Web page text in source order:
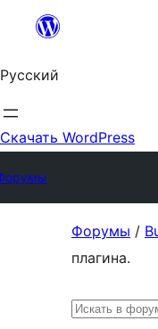
Перейти
содержимому
Русский
Скачать WordPress
Форумы /
плагина.
Поиск: